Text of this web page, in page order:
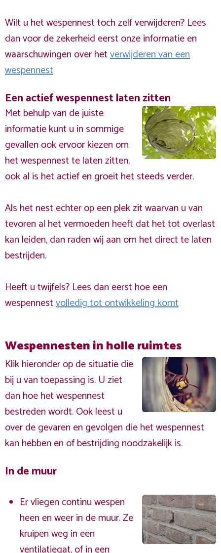
Wilt u het wespennest toch zelf verwijderen? Lees
dan voor de zekerheid eerst onze informatie en
waarschuwingen over hetverwijderen van een
wespennest
Een actief wespennest laten zitten
Met behulp van de juiste
informatie kunt u in sommige
gevallen ook ervoor kiezen om
het wespennest te laten zitten,
ook al is het actief en groeit het steeds verder.
Als het nest echter op een plek zit waarvan u van
tevoren al het vermoeden heeft dat het tot overlast
kan leiden, dan raden wij aan om het direct te laten
bestrijden.
Heeft u twijfels? Lees dan eerst hoe een
wespennestvolledig tot ontwikkeling komt
Wespennesten in holle ruimtes
Klik hieronder op de situatie die
bij u van toepassing is. U ziet
dan hoe het wespennest
bestreden wordt. Ook leest u
over de gevaren en gevolgen die het wespennest
kan hebben en of bestrijding noodzakelijk is.
In de muur
Er vliegen continu wespen
heen en weer in de muur. Ze
kruipen weg in een